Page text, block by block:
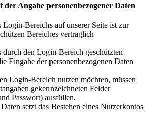
Angabe personenbezogener Daten
Bereichs auf unserer Seite ist zur
Bereiches vertraglich
den Login-Bereich geschützten
Eingabe der personenbezogenen Daten
Login-Bereich nutzen möchten, müssen
gekennzeichneten Felder
Passwort) ausfüllen.
setzt das Bestehen eines Nutzerkontos